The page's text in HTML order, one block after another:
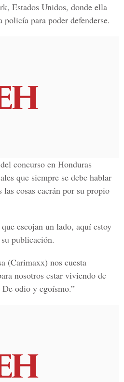
Estados Unidos, donde ella
para poder defenderse.
concurso en Honduras
que siempre se debe hablar
cosas caerán por su propio
escojan un lado, aquí estoy
publicación.
(Carimaxx) nos cuesta
nosotros estar viviendo de
odio y egoísmo.”